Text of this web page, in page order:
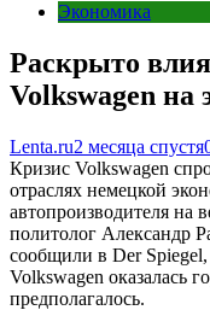
Экономика
Раскрыто
Volkswagen на
Lenta.ru2 месяца спустя
Кризис Volkswagen
отраслях немецкой
автопроизводителя на
политолог Александр
сообщили в Der
Volkswagen оказалась
предполагалось.